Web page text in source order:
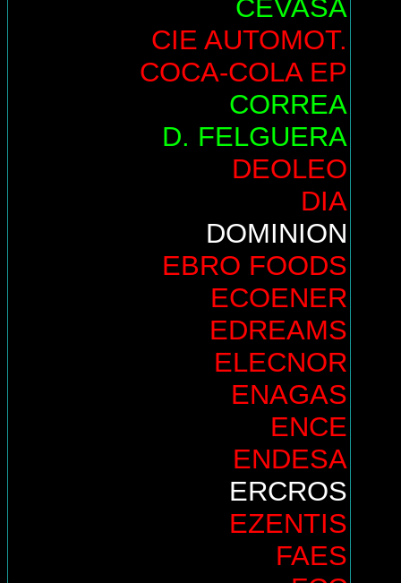
CEVASA
CIE AUTOMOT.
COCA-COLA EP
CORREA
D. FELGUERA
DEOLEO
DIA
DOMINION
EBRO FOODS
ECOENER
EDREAMS
ELECNOR
ENAGAS
ENCE
ENDESA
ERCROS
EZENTIS
FAES